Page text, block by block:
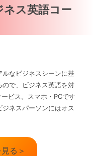
ス英語コー
なビジネスシーンに基
で、ビジネス英語を対
ビス。スマホ・PCです
ネスパーソンにはオス
る＞